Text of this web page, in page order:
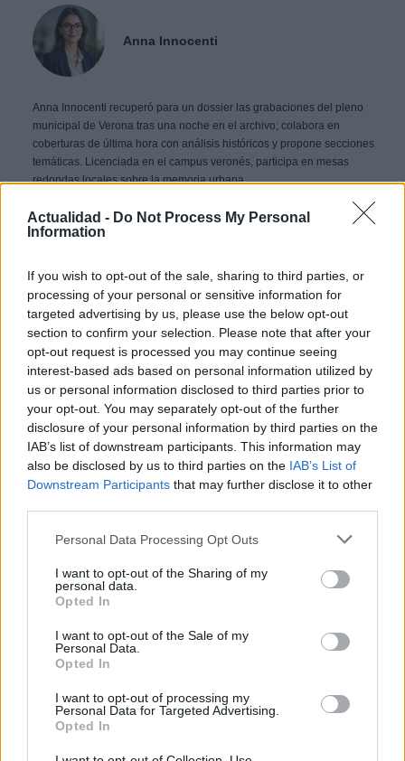
Actualidad - Do Not Process My Personal
Information
If you wish to opt-out of the sale, sharing to third parties, or
processing of your personal or sensitive information for
targeted advertising by us, please use the below opt-out
section to confirm your selection. Please note that after your
opt-out request is processed you may continue seeing
interest-based ads based on personal information utilized by
us or personal information disclosed to third parties prior to
your opt-out. You may separately opt-out of the further
disclosure of your personal information by third parties on the
IAB’s list of downstream participants. This information may
also be disclosed by us to third parties on the IAB’s List of
Downstream Participants that may further disclose it to other
Please note that this website/app uses one or more Google
not limited to your visit or usage behaviour. You may click to
grant or deny consent to Google and its third-party tags to
use your data for below specified purposes in below Google
consent section.
Personal Data Processing Opt Outs
I want to opt-out of the Sharing of my
personal data.
Opted In
I want to opt-out of the Sale of my
Personal Data.
Opted In
I want to opt-out of processing my
Personal Data for Targeted Advertising.
Opted In
Anna Innocenti
Anna Innocenti recuperó para un dossier las grabaciones del pleno
municipal de Verona tras una noche en el archivo; colabora en
coberturas de última hora con análisis históricos y propone secciones
temáticas. Licenciada en el campus veronés, participa en mesas
redondas locales sobre la memoria urbana.
Contacto:
ARTÍCULO ANTERIOR
ARTÍCULO SIGUIENTE
Más leídos
CIENCIA Y TECNOLOGÍA
perspectiva del doctor Cabrera
CIENCIA Y TECNOLOGÍA